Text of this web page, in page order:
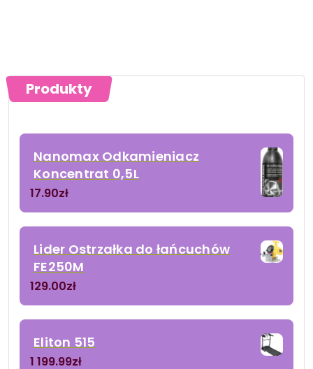
Produkty
Nanomax Odkamieniacz
Koncentrat 0,5L
17.90zł
Lider Ostrzałka do łańcuchów
FE250M
129.00zł
Eliton 515
1 199.99zł